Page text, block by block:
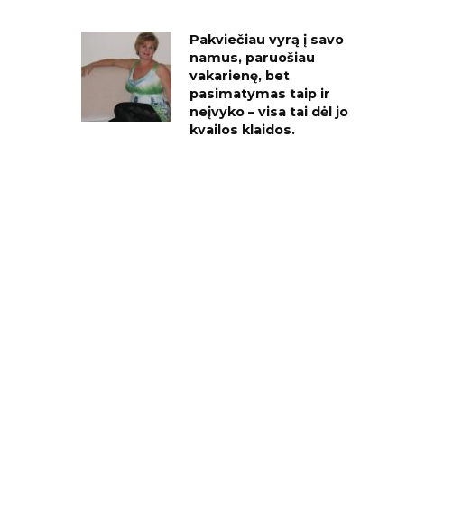
Pakviečiau vyrą į savo
namus, paruošiau
vakarienę, bet
pasimatymas taip ir
neįvyko – visa tai dėl jo
kvailos klaidos.